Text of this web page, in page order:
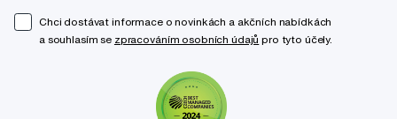
Chci dostávat informace o novinkách a akčních nabídkách
a souhlasím se zpracováním osobních údajů pro tyto účely.